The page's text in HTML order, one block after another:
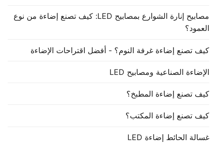
مصابيح إنارة الشوارع بمصابيح LED: كيف تصنع إضاءة من نوع
العمود؟
كيف تصنع إضاءة غرفة النوم؟ - أفضل اقتراحات الإضاءة
الإضاءة الصناعية ومصابيح LED
كيف تصنع إضاءة المطبخ؟
كيف تصنع إضاءة المكتب؟
غسالة الحائط إضاءة LED